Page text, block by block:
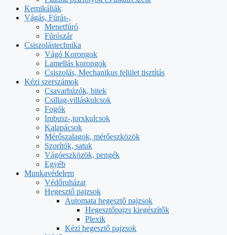
Kemikáliák
Vágás, Fúrás-,
Menetfúró
Fúrószár
Csiszolástechnika
Vágó Korongok
Lamellás korongok
Csiszolás, Mechanikus felület tisztítás
Kézi szerszámok
Csavarhúzók, bitek
Csillag-villáskulcsok
Fogók
Imbusz-,torxkulcsok
Kalapácsok
Mérőszalagok, mérőeszközök
Szorítók, satuk
Vágóeszközök, pengék
Egyéb
Munkavédelem
Védőruházat
Hegesztő pajzsok
Automata hegesztő pajzsok
Hegesztőpajzs kiegészítők
Plexik
Kézi hegesztő pajzsok